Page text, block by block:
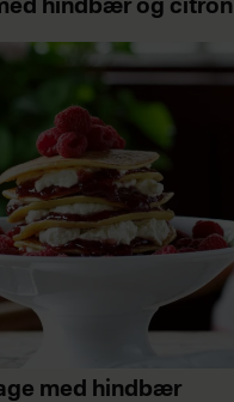
hindbær og citron
med hindbær